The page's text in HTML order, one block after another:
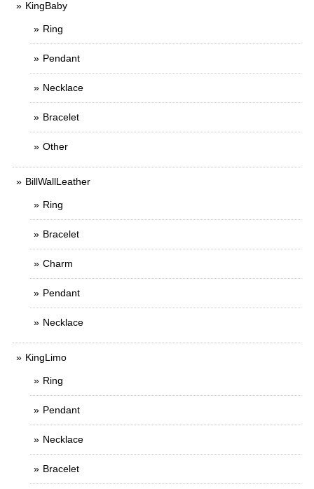
KingBaby
Ring
Pendant
Necklace
Bracelet
Other
BillWallLeather
Ring
Bracelet
Charm
Pendant
Necklace
KingLimo
Ring
Pendant
Necklace
Bracelet